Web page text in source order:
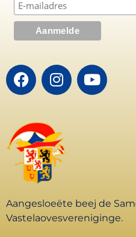
Aangesloeëte beej de
Vastelaovesvereniginge.